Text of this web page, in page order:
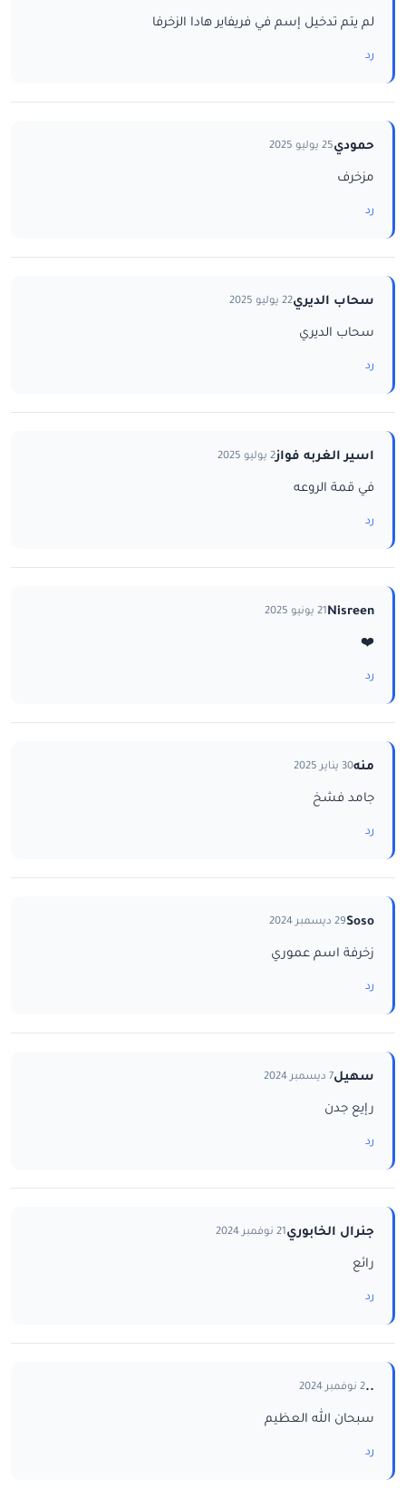
لم يتم تدخيل إسم في فريفاير هادا الزخرفا
رد
حمودي25 يوليو 2025
مزخرف
رد
سحاب الديري22 يوليو 2025
سحاب الديري
رد
اسير الغربه فواز2 يوليو 2025
في قمة الروعه
رد
Nisreen21 يونيو 2025
❤️
رد
منه30 يناير 2025
جامد فشخ
رد
Soso29 ديسمبر 2024
زخرفة اسم عموري
رد
سهيل7 ديسمبر 2024
رإيع جدن
رد
جنرال الخابوري21 نوفمبر 2024
رائع
رد
..2 نوفمبر 2024
سبحان الله العظيم
رد